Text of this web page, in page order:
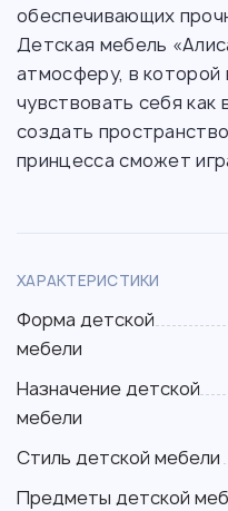
обеспечивающих
Детская мебель
атмосферу, в которой
чувствовать себя
создать
принцесса сможет
ХАРАКТЕРИСТИКИ
Форма детской
мебели
Назначение детской
мебели
Стиль детской мебели
Предметы детской